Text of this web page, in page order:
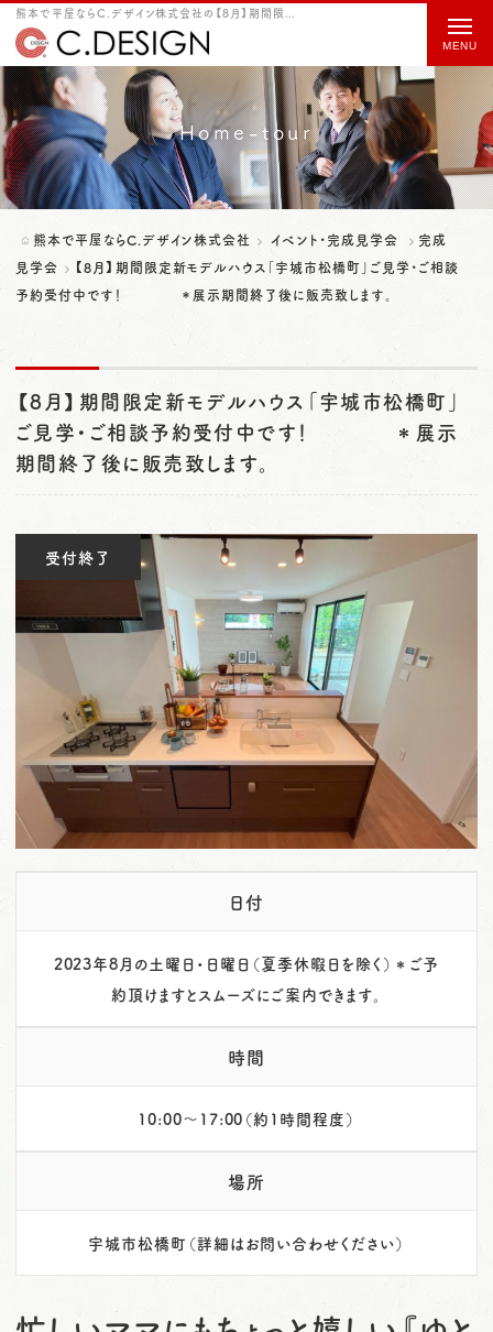
熊本で平屋ならC.デザイン株式会社の【8月】期間限定新モデルハウス「宇城市松橋町」ご見学・ご相談予約受付中です！ ＊展示期間終了後に販売致します。をご紹介
Home-tour
熊本で平屋ならC.デザイン株式会社 イベント・完成見学会
完成
見学会
【8月】期間限定新モデルハウス「宇城市松橋町」ご見学・ご相談
予約受付中です！ ＊展示期間終了後に販売致します。
【8月】期間限定新モデルハウス「宇城市松橋町」
ご見学・ご相談予約受付中です！ ＊展示
期間終了後に販売致します。
受付終了
日付
2023年8月の土曜日・日曜日（夏季休暇日を除く）＊ご予
約頂けますとスムーズにご案内できます。
時間
10:00～17:00（約1時間程度）
場所
宇城市松橋町（詳細はお問い合わせください）
t
o
g
g
l
e
g